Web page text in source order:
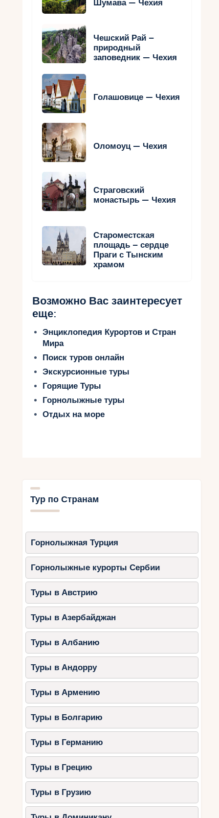
Шумава — Чехия
Чешский Рай –
природный
заповедник — Чехия
Голашовице — Чехия
Оломоуц — Чехия
Страговский
монастырь — Чехия
Староместская
площадь – сердце
Праги с Тынским
храмом
Возможно Вас заинтересует
еще:
Энциклопедия Курортов и Стран
Мира
Поиск туров онлайн
Экскурсионные туры
Горящие Туры
Горнолыжные туры
Отдых на море
Тур по Странам
Горнолыжная Турция
Горнолыжные курорты Сербии
Туры в Австрию
Туры в Азербайджан
Туры в Албанию
Туры в Андорру
Туры в Армению
Туры в Болгарию
Туры в Германию
Туры в Грецию
Туры в Грузию